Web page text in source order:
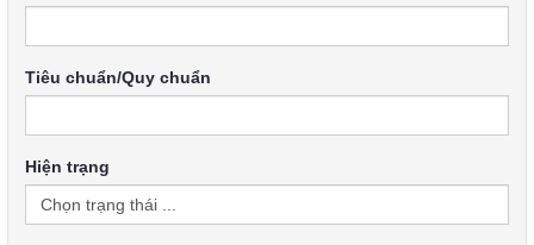
Tiêu chuẩn/Quy chuẩn
Hiện trạng